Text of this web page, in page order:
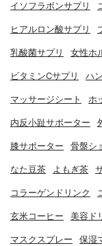
イソフラボンサプリ
ヒアルロン酸サプリ
乳酸菌サプリ 女性ホ
ビタミンCサプリ ハ
マッサージシート ホ
内反小趾サポーター
膝サポーター 骨盤シ
なた豆茶 よもぎ茶
コラーゲンドリンク
玄米コーヒー 美容ド
マスクスプレー 保湿